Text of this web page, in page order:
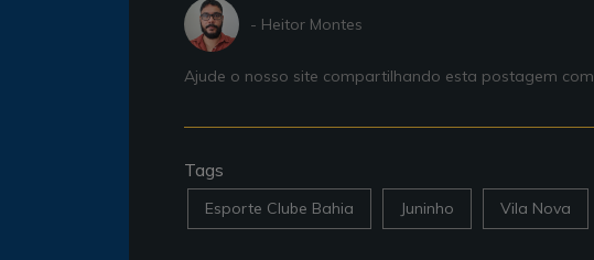
- Heitor Montes
Ajude o nosso site compartilhando esta postagem com
Tags
Esporte Clube Bahia Juninho Vila Nova